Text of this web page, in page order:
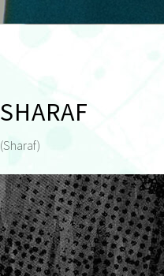
SHARAF
(Sharaf)